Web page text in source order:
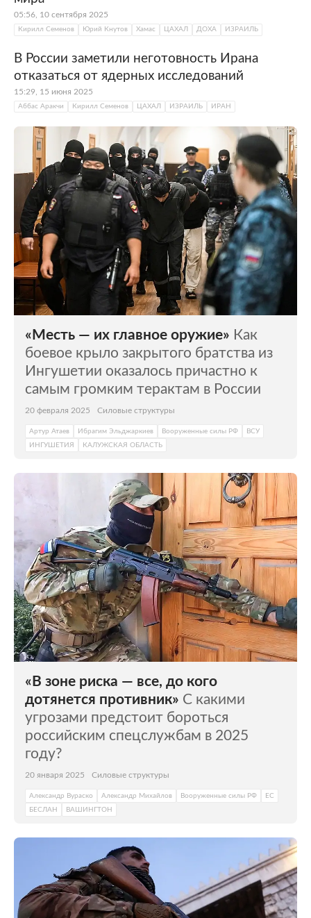
05:56, 10 сентября 2025
Кирилл Семенов Юрий Кнутов Хамас ЦАХАЛ ДОХА ИЗРАИЛЬ
В России заметили неготовность Ирана
отказаться от ядерных исследований
15:29, 15 июня 2025
Аббас Аракчи Кирилл Семенов ЦАХАЛ ИЗРАИЛЬ ИРАН
«Месть — их главное оружие» Как
боевое крыло закрытого братства из
Ингушетии оказалось причастно к
самым громким терактам в России
20 февраля 2025 Силовые структуры
Артур Атаев Ибрагим Эльджаркиев Вооруженные силы РФ
ВСУ
ИНГУШЕТИЯ
КАЛУЖСКАЯ ОБЛАСТЬ
«В зоне риска — все, до кого
дотянется противник» С какими
угрозами предстоит бороться
российским спецслужбам в 2025
году?
20 января 2025 Силовые структуры
Александр Вураско Александр Михайлов Вооруженные силы РФ
ЕС
БЕСЛАН
ВАШИНГТОН